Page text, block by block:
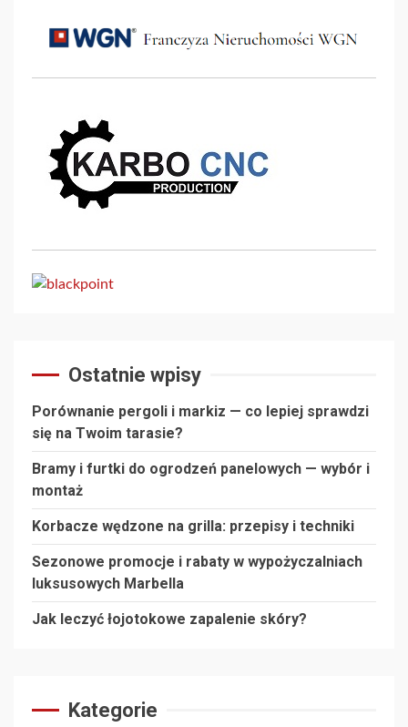
Ostatnie wpisy
Porównanie pergoli i markiz — co lepiej sprawdzi
się na Twoim tarasie?
Bramy i furtki do ogrodzeń panelowych — wybór i
montaż
Korbacze wędzone na grilla: przepisy i techniki
Sezonowe promocje i rabaty w wypożyczalniach
luksusowych Marbella
Jak leczyć łojotokowe zapalenie skóry?
Kategorie